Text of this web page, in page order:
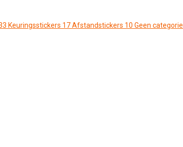
Keuringsstickers 17Afstandstickers 10 Geen categorie